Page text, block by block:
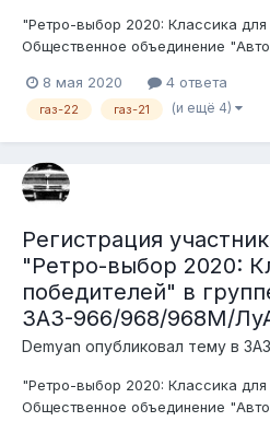
"Ретро-выбор 2020: Классика
Общественное объединение
советского автопрома.
сами участники форума. Условия
8 мая 2020 4 ответа
газ-22 газ-21 (и ещё 4)
Регистрация
"Ретро-выбор 2020:
победителей" в
ЗАЗ-966/968/968М/
Demyan опубликовал тему в ЗАЗ
"Ретро-выбор 2020: Классика
Общественное объединение